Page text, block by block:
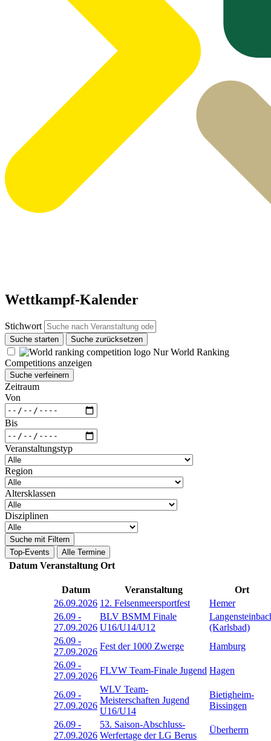
Wettkampf-Kalender
Stichwort
Suche starten Suche zurücksetzen
Nur World Ranking
Competitions anzeigen
Suche verfeinern
Zeitraum
Von
Bis
Veranstaltungstyp
Region
Altersklassen
Disziplinen
Suche mit Filtern
Top-Events
Alle Termine
Datum Veranstaltung Ort
Datum Veranstaltung
Ort
26.09.2026 12. Felsenmeersportfest
Hemer
26.09 -
27.09.2026
BLV BSMM Finale
U16/U14/U12
(Karlsbad)
26.09 -
27.09.2026
Fest der 1000 Zwerge
Hamburg
26.09 -
27.09.2026
FLVW Team-Finale Jugend Hagen
26.09 -
27.09.2026
WLV Team-
Meisterschaften Jugend
U16/U14
Bietigheim-
Bissingen
26.09 -
27.09.2026
53. Saison-Abschluss-
Werfertage der LG Berus
Überherrn